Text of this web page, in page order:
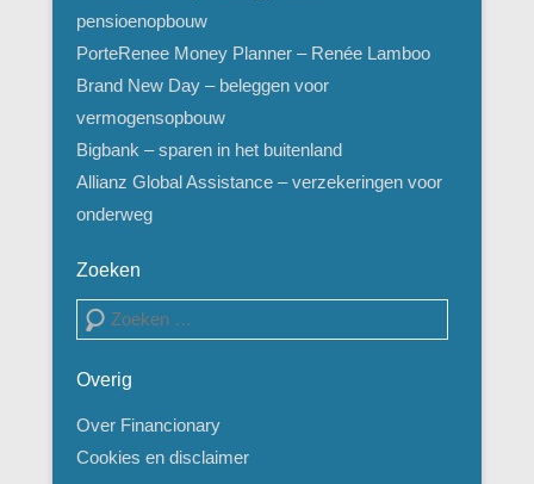
pensioenopbouw
PorteRenee Money Planner – Renée Lamboo
Brand New Day – beleggen voor
vermogensopbouw
Bigbank – sparen in het buitenland
Allianz Global Assistance – verzekeringen voor
onderweg
Zoeken
Zoeken
Overig
Over Financionary
Cookies en disclaimer